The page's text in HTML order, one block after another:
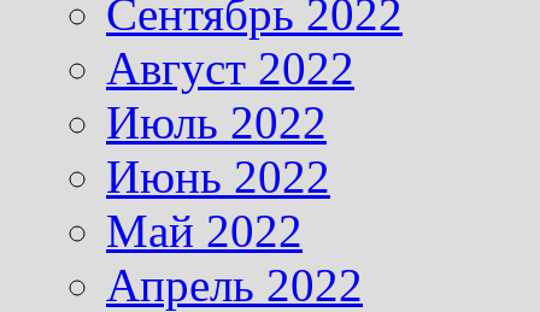
Сентябрь 2022
Август 2022
Июль 2022
Июнь 2022
Май 2022
Апрель 2022